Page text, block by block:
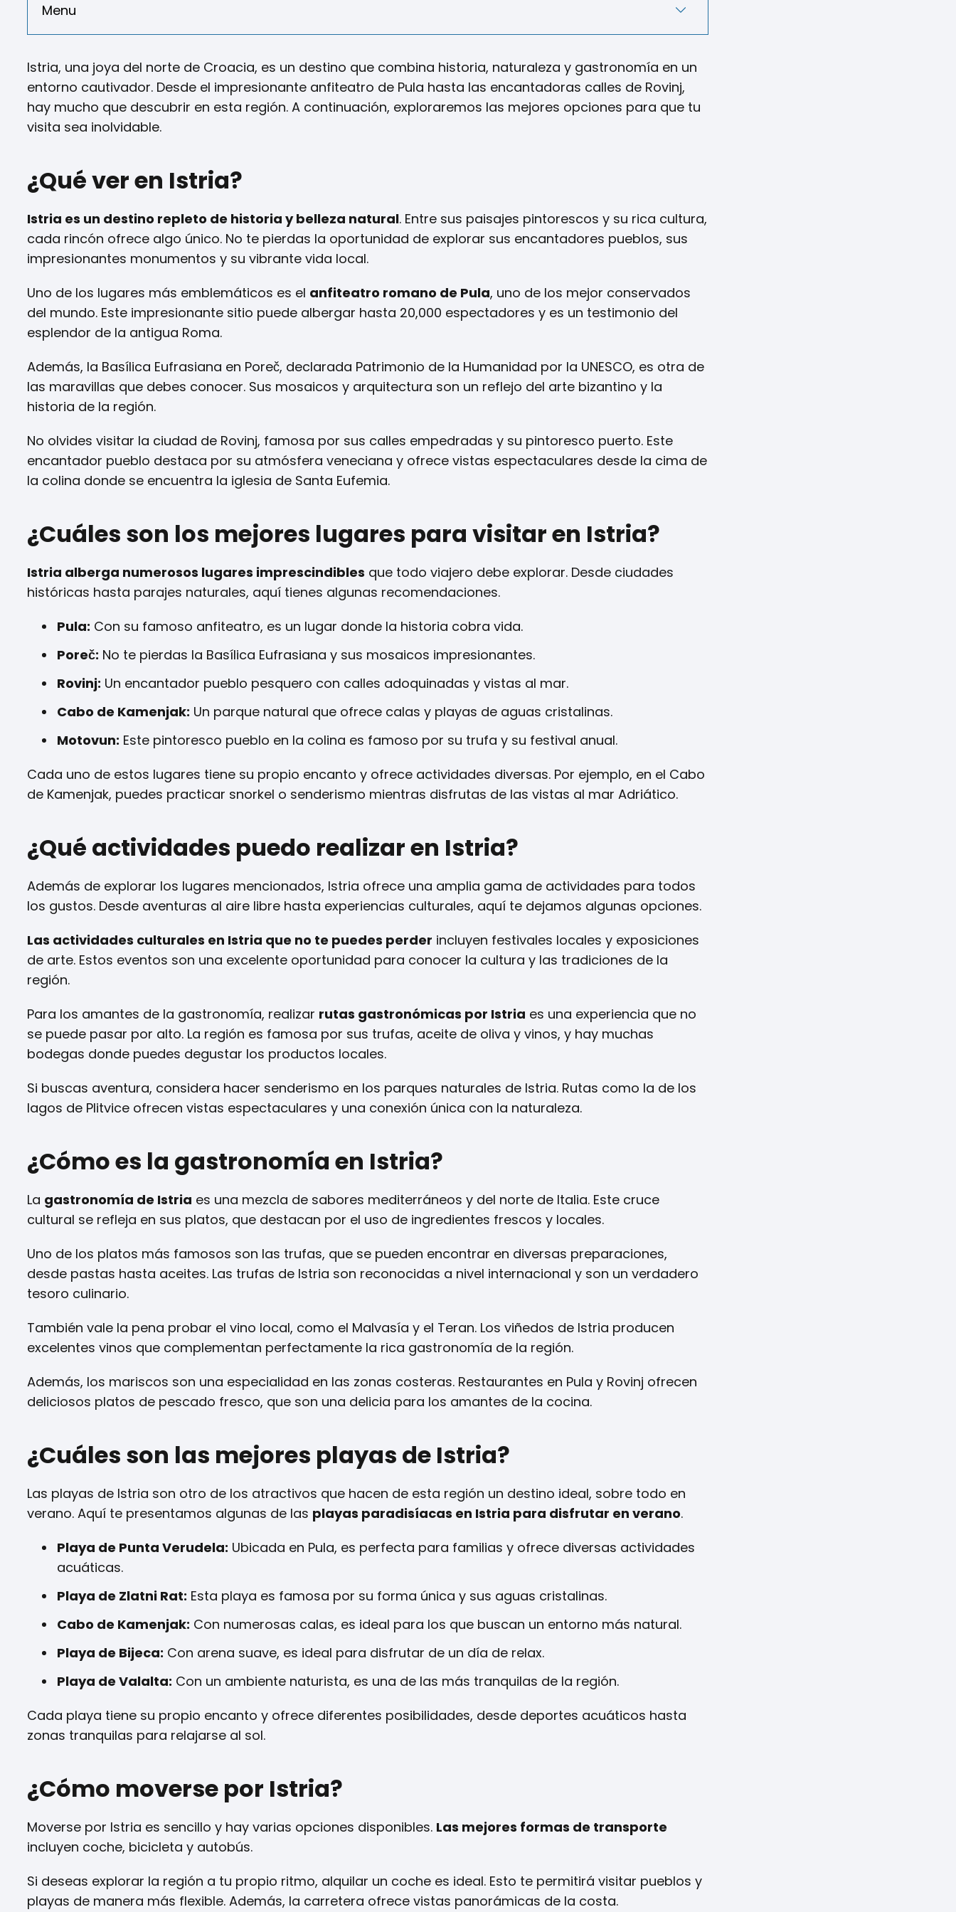
Menu
Istria, una joya del norte de Croacia, es un destino que combina historia, naturaleza y gastronomía en un
entorno cautivador. Desde el impresionante anfiteatro de Pula hasta las encantadoras calles de Rovinj,
hay mucho que descubrir en esta región. A continuación, exploraremos las mejores opciones para que tu
visita sea inolvidable.
¿Qué ver en Istria?
Istria es un destino repleto de historia y belleza natural. Entre sus paisajes pintorescos y su rica cultura,
cada rincón ofrece algo único. No te pierdas la oportunidad de explorar sus encantadores pueblos, sus
impresionantes monumentos y su vibrante vida local.
Uno de los lugares más emblemáticos es el anfiteatro romano de Pula, uno de los mejor conservados
del mundo. Este impresionante sitio puede albergar hasta 20,000 espectadores y es un testimonio del
esplendor de la antigua Roma.
Además, la Basílica Eufrasiana en Poreč, declarada Patrimonio de la Humanidad por la UNESCO, es otra de
las maravillas que debes conocer. Sus mosaicos y arquitectura son un reflejo del arte bizantino y la
historia de la región.
No olvides visitar la ciudad de Rovinj, famosa por sus calles empedradas y su pintoresco puerto. Este
encantador pueblo destaca por su atmósfera veneciana y ofrece vistas espectaculares desde la cima de
la colina donde se encuentra la iglesia de Santa Eufemia.
¿Cuáles son los mejores lugares para visitar en Istria?
Istria alberga numerosos lugares imprescindibles que todo viajero debe explorar. Desde ciudades
históricas hasta parajes naturales, aquí tienes algunas recomendaciones.
Pula: Con su famoso anfiteatro, es un lugar donde la historia cobra vida.
Poreč: No te pierdas la Basílica Eufrasiana y sus mosaicos impresionantes.
Rovinj: Un encantador pueblo pesquero con calles adoquinadas y vistas al mar.
Cabo de Kamenjak: Un parque natural que ofrece calas y playas de aguas cristalinas.
Motovun: Este pintoresco pueblo en la colina es famoso por su trufa y su festival anual.
Cada uno de estos lugares tiene su propio encanto y ofrece actividades diversas. Por ejemplo, en el Cabo
de Kamenjak, puedes practicar snorkel o senderismo mientras disfrutas de las vistas al mar Adriático.
¿Qué actividades puedo realizar en Istria?
Además de explorar los lugares mencionados, Istria ofrece una amplia gama de actividades para todos
los gustos. Desde aventuras al aire libre hasta experiencias culturales, aquí te dejamos algunas opciones.
Las actividades culturales en Istria que no te puedes perder incluyen festivales locales y exposiciones
de arte. Estos eventos son una excelente oportunidad para conocer la cultura y las tradiciones de la
región.
Para los amantes de la gastronomía, realizar rutas gastronómicas por Istria es una experiencia que no
se puede pasar por alto. La región es famosa por sus trufas, aceite de oliva y vinos, y hay muchas
bodegas donde puedes degustar los productos locales.
Si buscas aventura, considera hacer senderismo en los parques naturales de Istria. Rutas como la de los
lagos de Plitvice ofrecen vistas espectaculares y una conexión única con la naturaleza.
¿Cómo es la gastronomía en Istria?
La gastronomía de Istria es una mezcla de sabores mediterráneos y del norte de Italia. Este cruce
cultural se refleja en sus platos, que destacan por el uso de ingredientes frescos y locales.
Uno de los platos más famosos son las trufas, que se pueden encontrar en diversas preparaciones,
desde pastas hasta aceites. Las trufas de Istria son reconocidas a nivel internacional y son un verdadero
tesoro culinario.
También vale la pena probar el vino local, como el Malvasía y el Teran. Los viñedos de Istria producen
excelentes vinos que complementan perfectamente la rica gastronomía de la región.
Además, los mariscos son una especialidad en las zonas costeras. Restaurantes en Pula y Rovinj ofrecen
deliciosos platos de pescado fresco, que son una delicia para los amantes de la cocina.
¿Cuáles son las mejores playas de Istria?
Las playas de Istria son otro de los atractivos que hacen de esta región un destino ideal, sobre todo en
verano. Aquí te presentamos algunas de las playas paradisíacas en Istria para disfrutar en verano.
Playa de Punta Verudela: Ubicada en Pula, es perfecta para familias y ofrece diversas actividades
acuáticas.
Playa de Zlatni Rat: Esta playa es famosa por su forma única y sus aguas cristalinas.
Cabo de Kamenjak: Con numerosas calas, es ideal para los que buscan un entorno más natural.
Playa de Bijeca: Con arena suave, es ideal para disfrutar de un día de relax.
Playa de Valalta: Con un ambiente naturista, es una de las más tranquilas de la región.
Cada playa tiene su propio encanto y ofrece diferentes posibilidades, desde deportes acuáticos hasta
zonas tranquilas para relajarse al sol.
¿Cómo moverse por Istria?
Moverse por Istria es sencillo y hay varias opciones disponibles. Las mejores formas de transporte
incluyen coche, bicicleta y autobús.
Si deseas explorar la región a tu propio ritmo, alquilar un coche es ideal. Esto te permitirá visitar pueblos y
playas de manera más flexible. Además, la carretera ofrece vistas panorámicas de la costa.